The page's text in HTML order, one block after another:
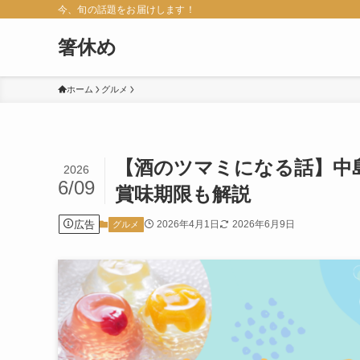
今、旬の話題をお届けします！
箸休め
ホーム グルメ
【酒のツマミになる話】
賞味期限も解説
2026
6/09
広告 グルメ 2026年4月1日 2026年6月9日